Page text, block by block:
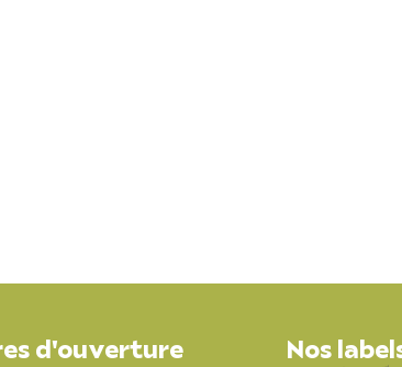
d'ouverture Nos